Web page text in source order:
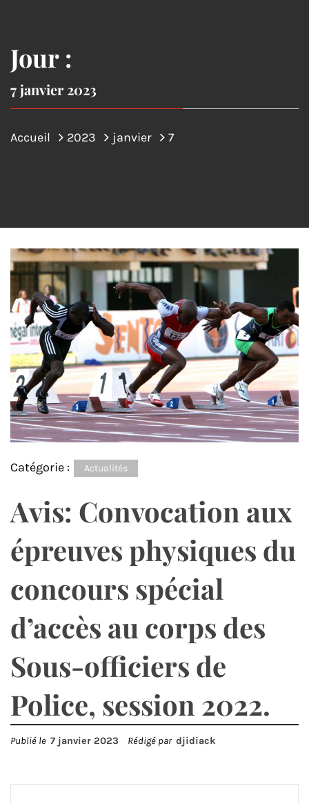
Jour :
7 janvier 2023
Accueil 2023 janvier 7
Catégorie : Actualités
Avis: Convocation aux
épreuves physiques du
concours spécial
d’accès au corps des
Sous-officiers de
Police, session 2022.
Publié le 7 janvier 2023 Rédigé par djidiack